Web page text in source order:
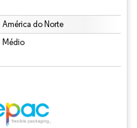
América do Norte
Médio
requer atribuição conforme CC BY 4.0.